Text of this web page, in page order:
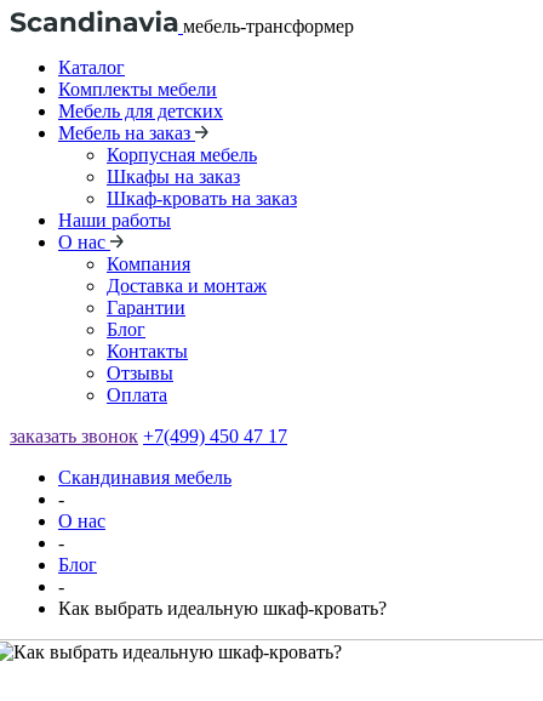
мебель-трансформер
Каталог
Комплекты мебели
Мебель для детских
Мебель на заказ
Корпусная мебель
Шкафы на заказ
Шкаф-кровать на заказ
Наши работы
О нас
Компания
Доставка и монтаж
Гарантии
Блог
Контакты
Отзывы
Оплата
заказать звонок +7(499) 450 47 17
Скандинавия мебель
-
О нас
-
Блог
-
Как выбрать идеальную шкаф-кровать?